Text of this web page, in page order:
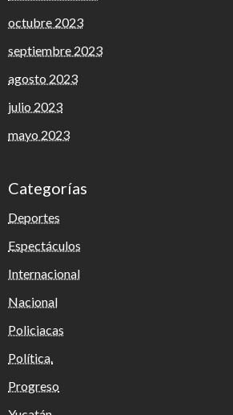
octubre 2023
septiembre 2023
agosto 2023
julio 2023
mayo 2023
Categorías
Deportes
Espectáculos
Internacional
Nacional
Policiacas
Política.
Progreso